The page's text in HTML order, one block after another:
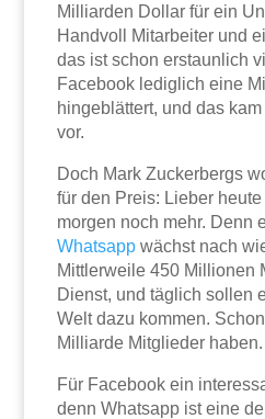
Milliarden Dollar für ein
Handvoll Mitarbeiter und
das ist schon erstaunlich
Facebook lediglich eine
hingeblättert, und das
vor.
Doch Mark Zuckerbergs
für den Preis: Lieber
morgen noch mehr. Denn
Whatsapp wächst nach
Mittlerweile 450 Millionen
Dienst, und täglich sollen
Welt dazu kommen.
Milliarde Mitglieder haben.
Für Facebook ein
denn Whatsapp ist eine